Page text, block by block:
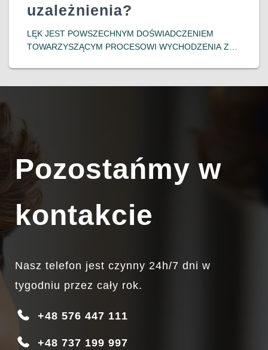
uzależnienia?
LĘK JEST POWSZECHNYM DOŚWIADCZENIEM
TOWARZYSZĄCYM PROCESOWI WYCHODZENIA Z
INTENSYWNYMI EMOCJAMI, TAKIMI JAK NIEPOKÓJ,
Pozostańmy w
kontakcie
Nasz telefon jest czynny 24h/7 dni w
tygodniu przez cały rok.
+48 576 447 111
+48 737 199 997